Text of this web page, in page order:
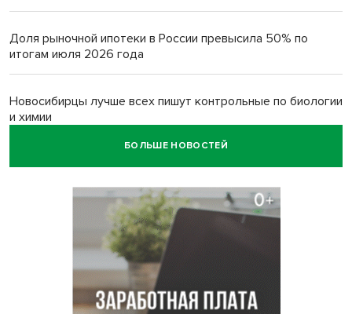
Доля рыночной ипотеки в России превысила 50% по
итогам июля 2026 года
Новосибирцы лучше всех пишут контрольные по биологии
и химии
Нейросеть для диагностики депрессии в крови создали в
Двум бойцам СВО после минно-взрывной травмы
«оживили» нервы в Новосибирске
Персидский ковер «108 шахов» впервые вывезли из музея
Востока в Новосибирск
БОЛЬШЕ НОВОСТЕЙ